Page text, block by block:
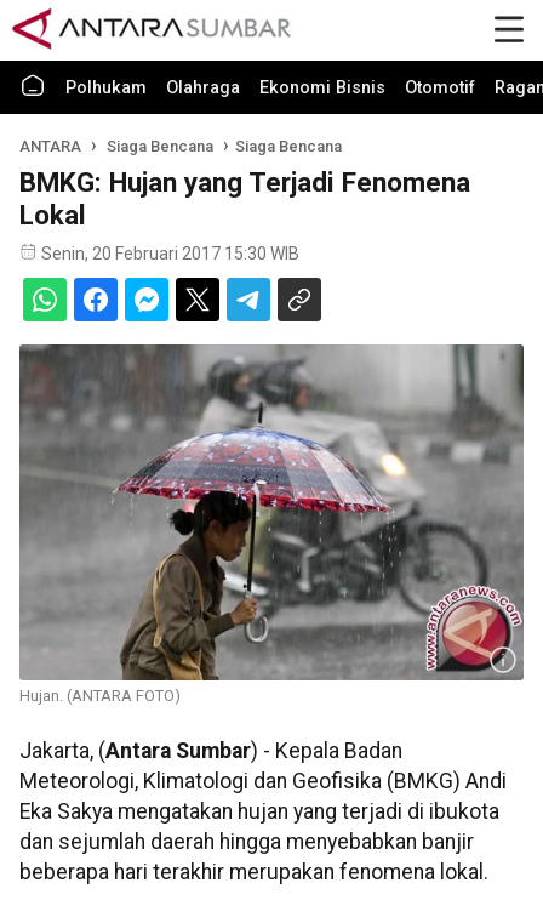
Polhukam Olahraga Ekonomi Bisnis Otomotif
ANTARA Siaga Bencana Siaga Bencana
BMKG: Hujan yang Terjadi Fenomena
Lokal
Senin, 20 Februari 2017 15:30 WIB
Hujan. (ANTARA FOTO)
Jakarta, (Antara Sumbar) - Kepala Badan
Meteorologi, Klimatologi dan Geofisika (BMKG) Andi
Eka Sakya mengatakan hujan yang terjadi di ibukota
dan sejumlah daerah hingga menyebabkan banjir
beberapa hari terakhir merupakan fenomena lokal.